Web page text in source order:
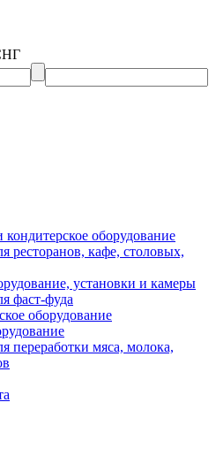
оборудование
ресторанов, кафе, столовых,
установки и камеры
фаст-фуда
оборудование
переработки мяса, молока,